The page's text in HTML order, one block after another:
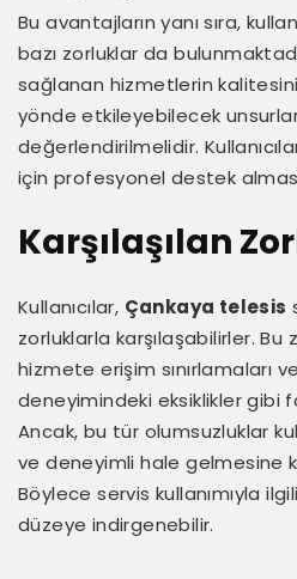
Bu avantajların yanı sıra,
bazı zorluklar da
sağlanan hizmetlerin
yönde etkileyebilecek
değerlendirilmelidir.
için profesyonel destek
Karşılaşılan
Kullanıcılar, Çankaya telesis
zorluklarla karşılaşabilirler. Bu
hizmete erişim sınırlamaları
deneyimindeki eksiklikler gibi
Ancak, bu tür olumsuzluklar
ve deneyimli hale gelmesine
Böylece servis kullanımıyla
düzeye indirgenebilir.